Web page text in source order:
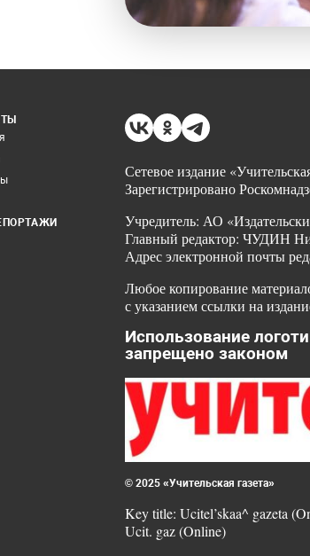
Сетевое издание
Зарегистрировано
Учредитель: АО
Главный редактор: ЧУДИН
Адрес электронной почты
Любое копирование
с указанием ссылки на
Использование
запрещено законом
© 2025 «Учительская газета»
Key title: Ucitel’skaa^ gazeta
Ucit. gaz (Online)